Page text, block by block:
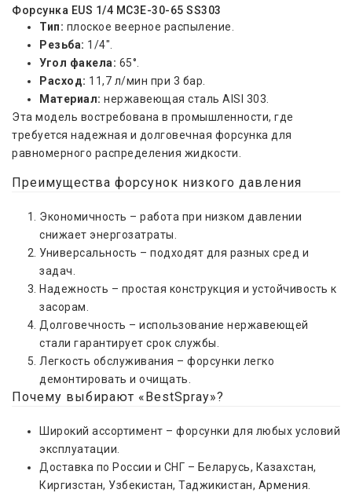
Форсунка EUS 1/4 MC3E-30-65 SS303
Тип: плоское веерное распыление.
Резьба: 1/4".
Угол факела: 65°.
Расход: 11,7 л/мин при 3 бар.
Материал: нержавеющая сталь AISI 303.
Эта модель востребована в промышленности, где
требуется надежная и долговечная форсунка для
равномерного распределения жидкости.
Преимущества форсунок низкого давления
Экономичность – работа при низком давлении
снижает энергозатраты.
Универсальность – подходят для разных сред и
задач.
Надежность – простая конструкция и устойчивость к
засорам.
Долговечность – использование нержавеющей
стали гарантирует срок службы.
Легкость обслуживания – форсунки легко
демонтировать и очищать.
Почему выбирают «BestSpray»?
Широкий ассортимент – форсунки для любых условий
эксплуатации.
Доставка по России и СНГ – Беларусь, Казахстан,
Киргизстан, Узбекистан, Таджикистан, Армения.